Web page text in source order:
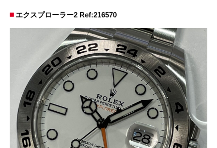
エクスプローラー2 Ref:216570